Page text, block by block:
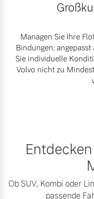
Managen Sie Ihre
Bindungen:
Sie individuelle
Volvo nicht zu
Ob SUV, Kombi oder
passende